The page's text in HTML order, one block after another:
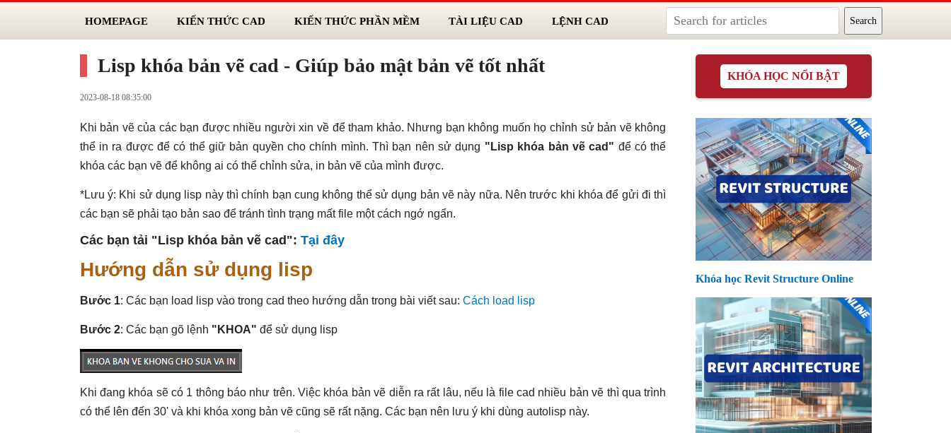
HOMEPAGE KIẾN THỨC CAD KIẾN THỨC PHẦN MỀM TÀI LIỆU CAD LỆNH CAD
Lisp khóa bản vẽ cad - Giúp bảo mật bản vẽ tốt nhất
2023-08-18 08:35:00
Khi bản vẽ của các bạn được nhiều người xin về để tham khảo. Nhưng bạn không muốn họ chỉnh sử bản vẽ không
thể in ra được để có thể giữ bản quyền cho chính mình. Thì bạn nên sử dụng "Lisp khóa bản vẽ cad" để có thể
khóa các bạn vẽ để không ai có thể chỉnh sửa, in bản vẽ của mình được.
*Lưu ý: Khi sử dụng lisp này thì chính bạn cung không thể sử dụng bản vẽ này nữa. Nên trước khi khóa để gửi đi thì
các bạn sẽ phải tạo bản sao để tránh tình trạng mất file một cách ngớ ngẩn.
Các bạn tải "Lisp khóa bản vẽ cad": Tại đây
Hướng dẫn sử dụng lisp
Bước 1: Các bạn load lisp vào trong cad theo hướng dẫn trong bài viết sau: Cách load lisp
Bước 2: Các bạn gõ lệnh "KHOA" để sử dụng lisp
Khi đang khóa sẽ có 1 thông báo như trên. Việc khóa bản vẽ diễn ra rất lâu, nếu là file cad nhiều bản vẽ thì qua trình
có thể lên đến 30' và khi khóa xong bản vẽ cũng sẽ rất nặng. Các bạn nên lưu ý khi dùng autolisp này.
KHÓA HỌC NỔI BẬT
Khóa học Revit Structure Online